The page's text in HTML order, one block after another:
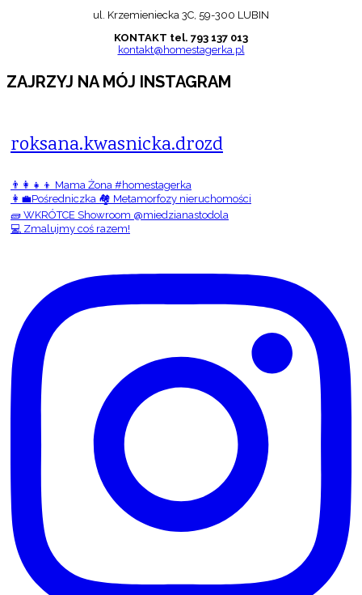
ul. Krzemieniecka 3C, 59-300 LUBIN
KONTAKT tel. 793 137 013
kontakt@homestagerka.pl
ZAJRZYJ NA MÓJ INSTAGRAM
roksana.kwasnicka.drozd
👨‍👩‍👧‍👦 Mama Żona #homestagerka
👩‍💼Pośredniczka 🏘️ Metamorfozy nieruchomości
🧱 WKRÓTCE Showroom @miedzianastodola
💻 Zmalujmy coś razem!